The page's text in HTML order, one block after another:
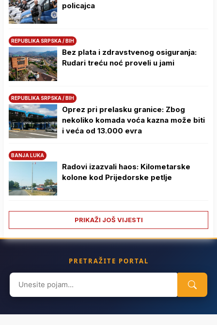
policajca
REPUBLIKA SRPSKA / BIH
Bez plata i zdravstvenog osiguranja:
Rudari treću noć proveli u jami
REPUBLIKA SRPSKA / BIH
Oprez pri prelasku granice: Zbog
nekoliko komada voća kazna može biti
i veća od 13.000 evra
BANJA LUKA
Radovi izazvali haos: Kilometarske
kolone kod Prijedorske petlje
PRIKAŽI JOŠ VIJESTI
PRETRAŽITE PORTAL
Search
for: